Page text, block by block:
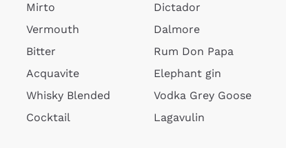
Mirto
Vermouth
Bitter
Acquavite
Whisky Blended
Cocktail
Dictador
Dalmore
Rum Don Papa
Elephant gin
Vodka Grey Goose
Lagavulin